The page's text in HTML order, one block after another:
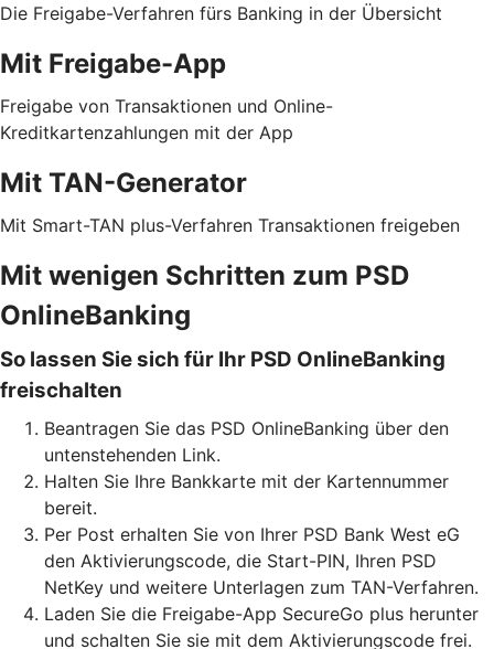
Die Freigabe-Verfahren fürs Banking in der Übersicht
Mit Freigabe-App
Freigabe von Transaktionen und Online-
Kreditkartenzahlungen mit der App
Mit TAN-Generator
Mit Smart-TAN plus-Verfahren Transaktionen freigeben
Mit wenigen Schritten zum PSD
OnlineBanking
So lassen Sie sich für Ihr PSD OnlineBanking
freischalten
Beantragen Sie das PSD OnlineBanking über den
untenstehenden Link.
Halten Sie Ihre Bankkarte mit der Kartennummer
bereit.
Per Post erhalten Sie von Ihrer PSD Bank West eG
den Aktivierungscode, die Start-PIN, Ihren PSD
NetKey und weitere Unterlagen zum TAN-Verfahren.
Laden Sie die Freigabe-App SecureGo plus herunter
und schalten Sie sie mit dem Aktivierungscode frei.